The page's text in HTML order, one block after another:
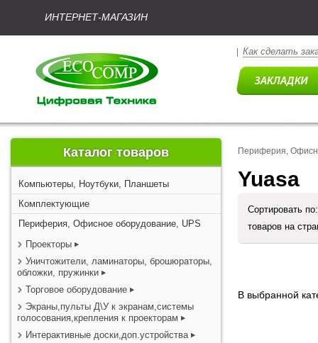
ИНТЕРНЕТ-МАГАЗИН
Как сделать
Каталог товаров
Компьютеры, Ноутбуки, Планшеты
Комплектующие
Периферия, Офисное оборудование, UPS
Проекторы
Уничтожители, ламинаторы, брошюраторы,
обложки, пружинки
Торговое оборудование
Экраны,пульты Д\У к экранам,системы
голосования,крепления к проекторам
Интерактивные доски,доп.устройства
Периферия,
Yuasa
Сортировать
товаров на
В выбранной